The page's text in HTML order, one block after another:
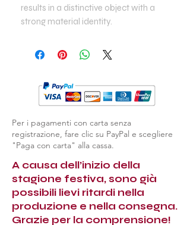
results in a distinctive object with a
strong material identity.
Per i pagamenti con carta senza
registrazione, fare clic su PayPal e scegliere
"Paga con carta" alla cassa.
A causa dell’inizio della
stagione festiva, sono già
possibili lievi ritardi nella
produzione e nella consegna.
Grazie per la comprensione!